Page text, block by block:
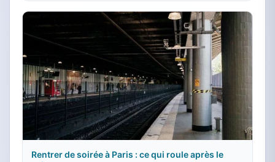
Rentrer de soirée à Paris : ce qui roule après le